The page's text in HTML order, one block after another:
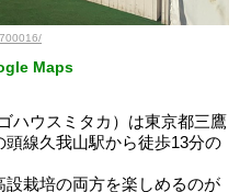
Maps
ハウスミタカ）は東京都三鷹
線久我山駅から徒歩13分の
栽培の両方を楽しめるのが